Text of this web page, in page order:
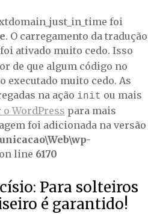
foi
. O carregamento da tradução
foi ativado muito cedo. Isso
de que algum código no
executado muito cedo. As
na ação init ou mais
WordPress para mais
foi adicionada na versão
on line 6170
Para solteiros
é garantido!